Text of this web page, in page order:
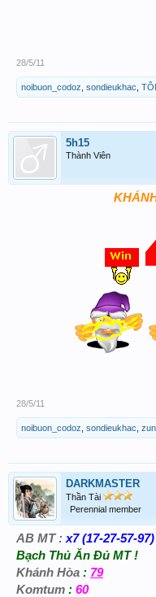
28/5/11
noibuon_codoz sondieukhac
5h15
Thành Viên
28/5/11
noibuon_codoz sondieukhac
DARKMASTER
Thần Tài
Perennial member
AB MT : x7 (17-27-57-97)
Bạch Thủ Ăn Đủ MT !
Khánh Hòa : 79
Komtum : 60